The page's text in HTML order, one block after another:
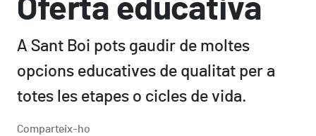
Oferta educativa
A Sant Boi pots gaudir de moltes
opcions educatives de qualitat per a
totes les etapes o cicles de vida.
Comparteix-ho